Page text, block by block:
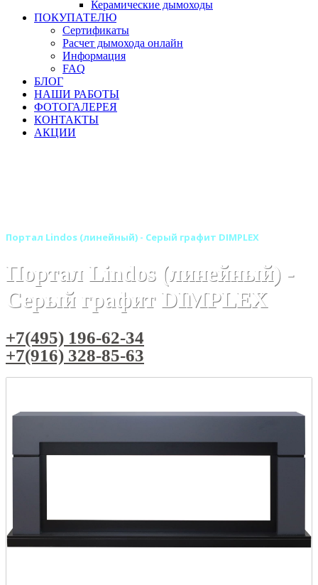
Керамические дымоходы
ПОКУПАТЕЛЮ
Сертификаты
Расчет дымохода онлайн
Информация
FAQ
БЛОГ
НАШИ РАБОТЫ
ФОТОГАЛЕРЕЯ
КОНТАКТЫ
АКЦИИ
Портал Lindos (линейный) - Серый графит DIMPLEX
Портал Lindos (линейный) -
Серый графит DIMPLEX
+7(495) 196-62-34
+7(916) 328-85-63